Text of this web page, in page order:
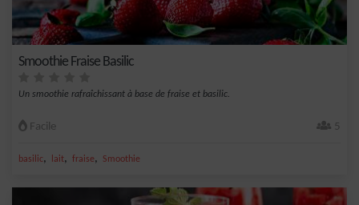
Smoothie Fraise Basilic
Un smoothie rafraîchissant à base de fraise et basilic.
Facile 5
basilic, lait, fraise, Smoothie